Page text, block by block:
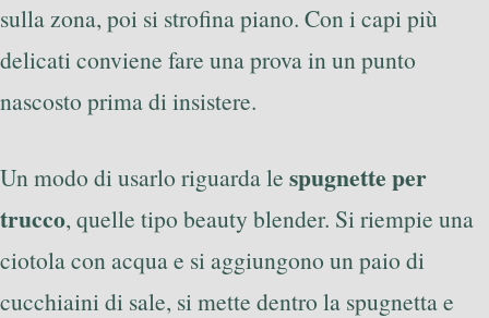
sulla zona, poi si strofina piano. Con i capi più
delicati conviene fare una prova in un punto
nascosto prima di insistere.
Un modo di usarlo riguarda le spugnette per
trucco, quelle tipo beauty blender. Si riempie una
ciotola con acqua e si aggiungono un paio di
cucchiaini di sale, si mette dentro la spugnetta e